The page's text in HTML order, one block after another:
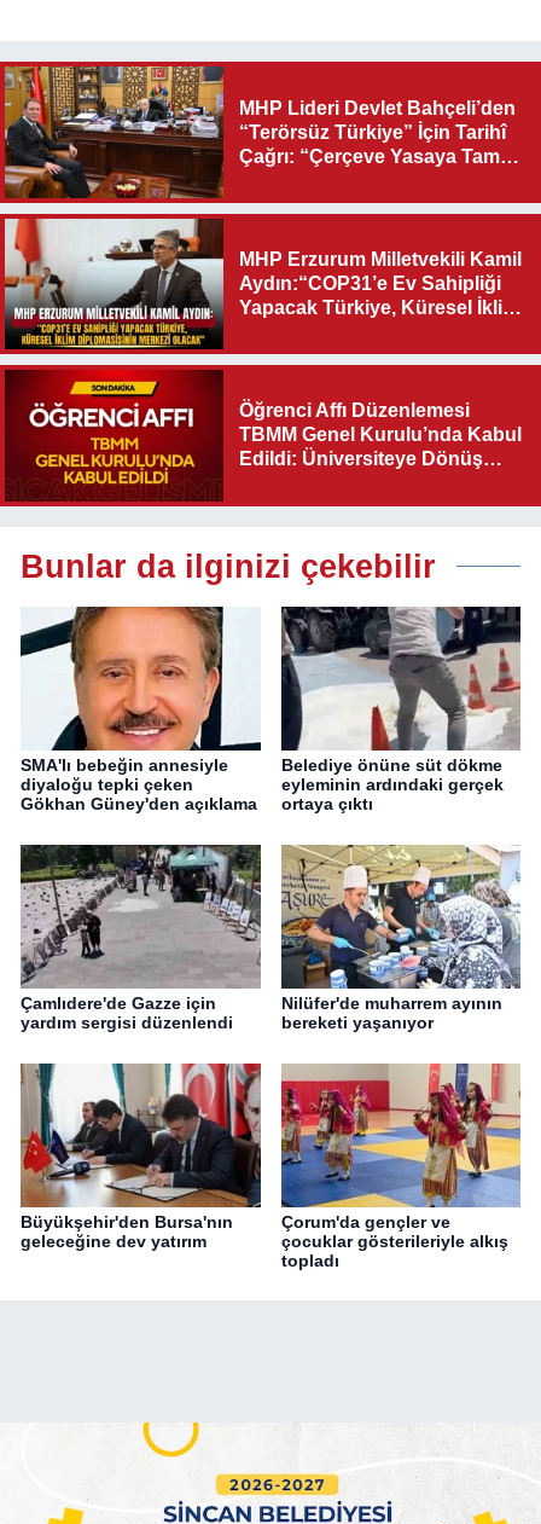
MHP Lideri Devlet Bahçeli’den
“Terörsüz Türkiye” İçin Tarihî
Çağrı: “Çerçeve Yasaya Tam
MHP Erzurum Milletvekili Kamil
Aydın:“COP31’e Ev Sahipliği
Yapacak Türkiye, Küresel İklim
Olacak"
Öğrenci Affı Düzenlemesi
TBMM Genel Kurulu’nda Kabul
Edildi: Üniversiteye Dönüş
Bunlar da ilginizi çekebilir
SMA'lı bebeğin annesiyle
diyaloğu tepki çeken
Gökhan Güney'den açıklama
Belediye önüne süt dökme
eyleminin ardındaki gerçek
ortaya çıktı
Çamlıdere'de Gazze için
yardım sergisi düzenlendi
Nilüfer'de muharrem ayının
bereketi yaşanıyor
Büyükşehir'den Bursa'nın
geleceğine dev yatırım
Çorum'da gençler ve
çocuklar gösterileriyle alkış
topladı